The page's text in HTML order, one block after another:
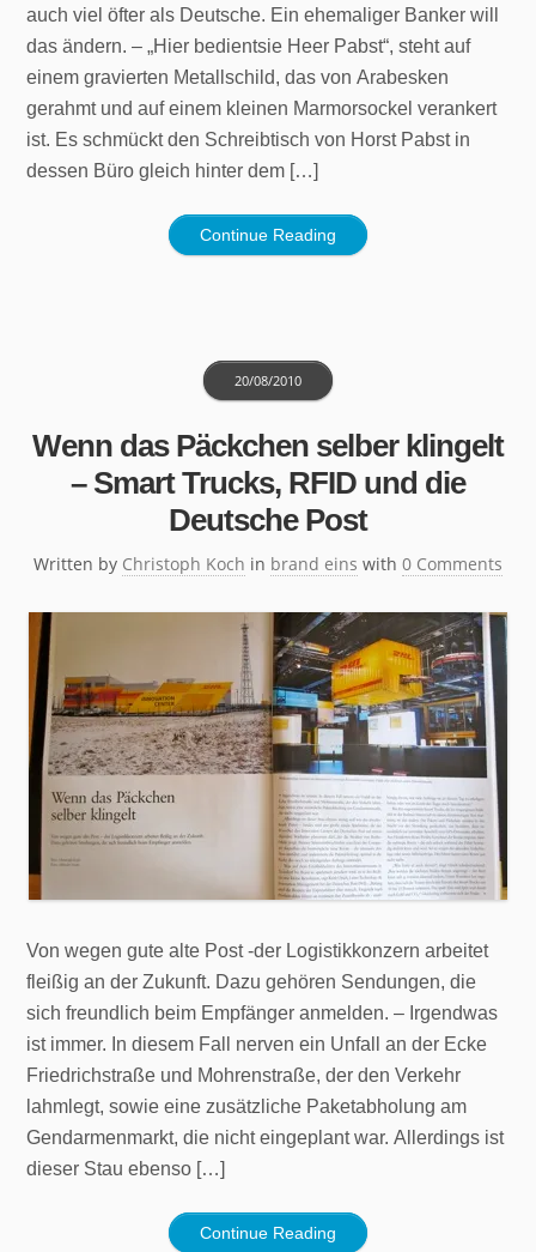
auch viel öfter als Deutsche. Ein ehemaliger Banker will
das ändern. – „Hier bedientsie Heer Pabst“, steht auf
einem gravierten Metallschild, das von Arabesken
gerahmt und auf einem kleinen Marmorsockel verankert
ist. Es schmückt den Schreibtisch von Horst Pabst in
dessen Büro gleich hinter dem […]
Continue Reading
Wenn das Päckchen selber klingelt
– Smart Trucks, RFID und die
Deutsche Post
Written by Christoph Koch
20/08/2010
in brand eins with 0 Comments
Von wegen gute alte Post -der Logistikkonzern arbeitet
fleißig an der Zukunft. Dazu gehören Sendungen, die
sich freundlich beim Empfänger anmelden. – Irgendwas
ist immer. In diesem Fall nerven ein Unfall an der Ecke
Friedrichstraße und Mohrenstraße, der den Verkehr
lahmlegt, sowie eine zusätzliche Paketabholung am
Gendarmenmarkt, die nicht eingeplant war. Allerdings ist
dieser Stau ebenso […]
Continue Reading